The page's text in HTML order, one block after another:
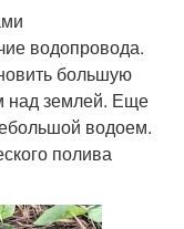
водопровода.
большую
над землей. Еще
водоем.
полива